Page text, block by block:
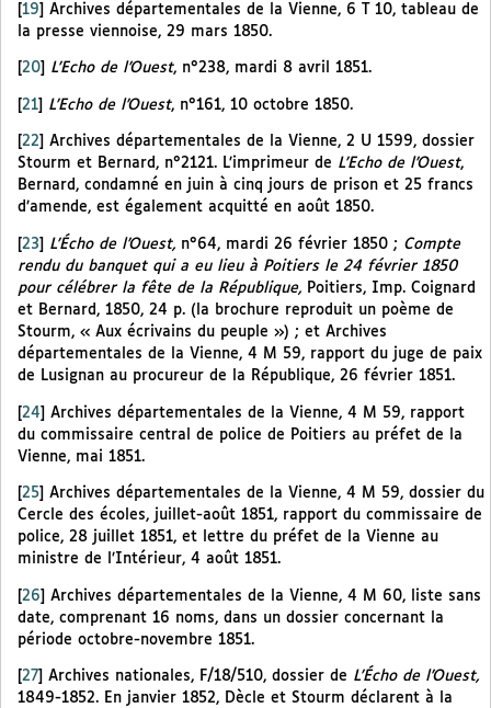
[19] Archives départementales de la Vienne, 6 T 10, tableau de
la presse viennoise, 29 mars 1850.
20 L’Echo de l’Ouest, n°238, mardi 8 avril 1851.
[21] L’Echo de l’Ouest, n°161, 10 octobre 1850.
22
Archives départementales de la Vienne, 2 U 1599, dossier
Stourm et Bernard, n°2121. L’imprimeur de L’Echo de l’Ouest,
Bernard, condamné en juin à cinq jours de prison et 25 francs
d’amende, est également acquitté en août 1850.
23 L’Écho de l’Ouest, n°64, mardi 26 février 1850 ; Compte
rendu du banquet qui a eu lieu à Poitiers le 24 février 1850
pour célébrer la fête de la République, Poitiers, Imp. Coignard
et Bernard, 1850, 24 p. (la brochure reproduit un poème de
Stourm, « Aux écrivains du peuple ») ; et Archives
départementales de la Vienne, 4 M 59, rapport du juge de paix
de Lusignan au procureur de la République, 26 février 1851.
[24] Archives départementales de la Vienne, 4 M 59, rapport
du commissaire central de police de Poitiers au préfet de la
Vienne, mai 1851.
25
Archives départementales de la Vienne, 4 M 59, dossier du
Cercle des écoles, juillet-août 1851, rapport du commissaire de
police, 28 juillet 1851, et lettre du préfet de la Vienne au
ministre de l’Intérieur, 4 août 1851.
[26] Archives départementales de la Vienne, 4 M 60, liste sans
date, comprenant 16 noms, dans un dossier concernant la
période octobre-novembre 1851.
27 Archives nationales, F/18/510, dossier de L’Écho de l’Ouest,
1849-1852. En janvier 1852, Dècle et Stourm déclarent à la